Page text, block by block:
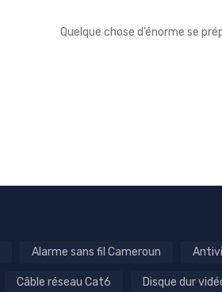
Quelque chose d’énorme se
Alarme sans fil Cameroun
Câble réseau Cat6 Disque dur